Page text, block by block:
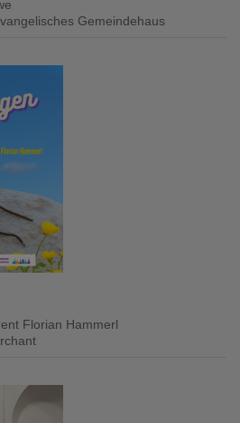
Gemeindehaus
Florian Hammerl